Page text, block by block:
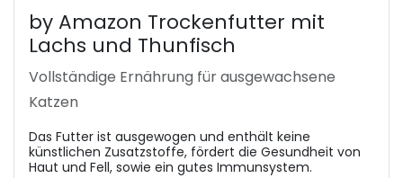
by Amazon Trockenfutter mit
Lachs und Thunfisch
Vollständige Ernährung für ausgewachsene
Katzen
Das Futter ist ausgewogen und enthält keine
künstlichen Zusatzstoffe, fördert die Gesundheit von
Haut und Fell, sowie ein gutes Immunsystem.